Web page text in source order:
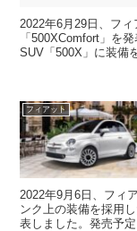
2022年6月29日、フ
「500XComfort」を
SUV「500X」に装備
フィアット
2022年9月6日、フィ
ンク上の装備を採用
表しました。発売予